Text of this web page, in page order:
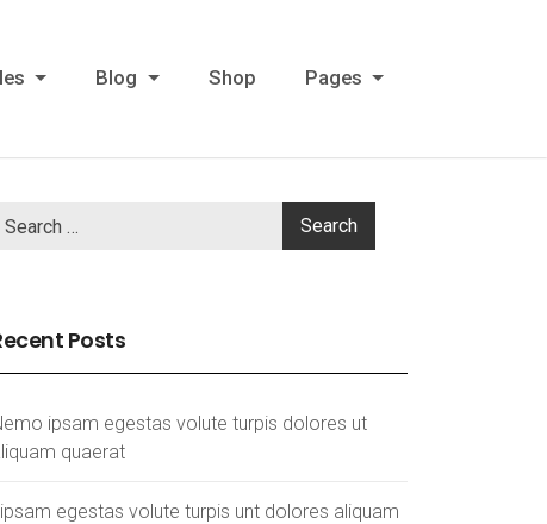
Blog Shop Pages
Posts
ipsam egestas volute turpis dolores ut
quaerat
egestas volute turpis unt dolores aliquam